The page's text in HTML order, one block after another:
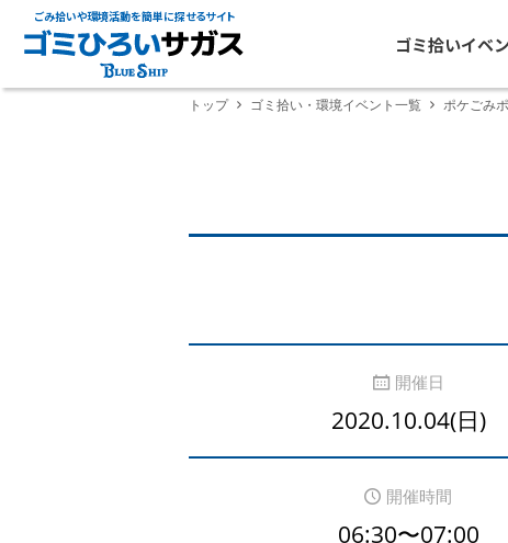
ごみ拾いや環境活動を簡単に探せるサイト
ゴミ拾いイベ
トップ ゴミ拾い・環境イベント一覧 ポケごみ
開催日
2020.10.04(日)
開催時間
06:30〜07:00